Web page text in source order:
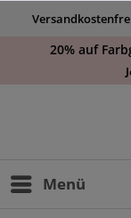
20% auf
Menü